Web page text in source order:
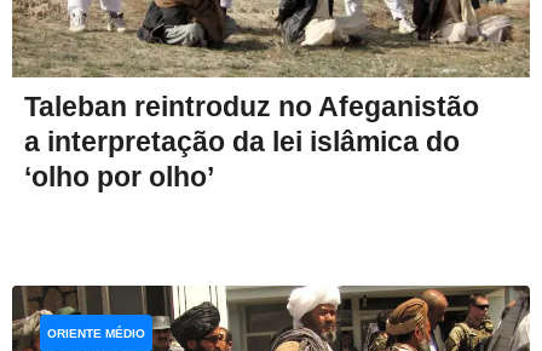
Taleban reintroduz no Afeganistão
a interpretação da lei islâmica do
‘olho por olho’
ORIENTE MÉDIO